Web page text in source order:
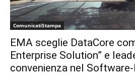
ComunicatiStampa
EMA sceglie DataCore
Enterprise Solution” e
convenienza nel